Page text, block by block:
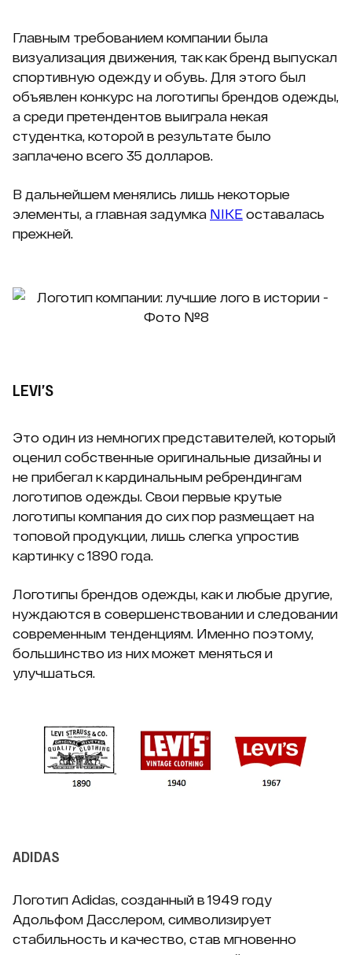
Главным требованием компании была
визуализация движения, так как бренд выпускал
спортивную одежду и обувь. Для этого был
объявлен конкурс на логотипы брендов одежды,
а среди претендентов выиграла некая
студентка, которой в результате было
заплачено всего 35 долларов.
В дальнейшем менялись лишь некоторые
элементы, а главная задумка NIKE оставалась
прежней.
LEVI’S
Это один из немногих представителей, который
оценил собственные оригинальные дизайны и
не прибегал к кардинальным ребрендингам
логотипов одежды. Свои первые крутые
логотипы компания до сих пор размещает на
топовой продукции, лишь слегка упростив
картинку с 1890 года.
Логотипы брендов одежды, как и любые другие,
нуждаются в совершенствовании и следовании
современным тенденциям. Именно поэтому,
большинство из них может меняться и
улучшаться.
ADIDAS
Логотип Adidas, созданный в 1949 году
Адольфом Дасслером, символизирует
стабильность и качество, став мгновенно